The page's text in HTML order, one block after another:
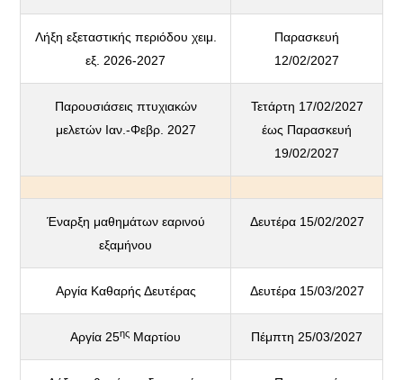
Λήξη εξεταστικής περιόδου χειμ.
εξ. 2026-2027
Παρασκευή
12/02/2027
Παρουσιάσεις πτυχιακών
μελετών Ιαν.-Φεβρ. 2027
Τετάρτη 17/02/2027
έως Παρασκευή
19/02/2027
Έναρξη μαθημάτων εαρινού
εξαμήνου
Δευτέρα 15/02/2027
Αργία Καθαρής Δευτέρας Δευτέρα 15/03/2027
Αργία 25ης Μαρτίου Πέμπτη 25/03/2027